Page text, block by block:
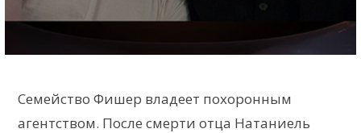
Семейство Фишер владеет похоронным
агентством. После смерти отца Натаниель